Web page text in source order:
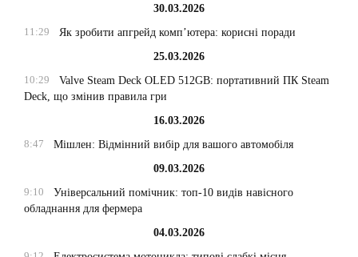
30.03.2026
11:29
Як зробити апгрейд комп’ютера: корисні поради
25.03.2026
10:29
Valve Steam Deck OLED 512GB: портативний ПК Steam
Deck, що змінив правила гри
16.03.2026
8:47
Мішлен: Відмінний вибір для вашого автомобіля
09.03.2026
9:10
Універсальний помічник: топ-10 видів навісного
обладнання для фермера
04.03.2026